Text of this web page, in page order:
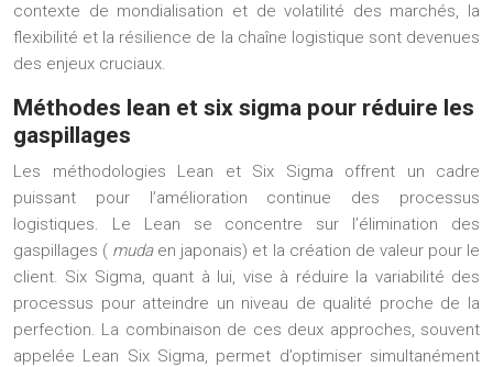
contexte de mondialisation et de volatilité des marchés, la
flexibilité et la résilience de la chaîne logistique sont devenues
des enjeux cruciaux.
Méthodes lean et six sigma pour réduire les
gaspillages
Les méthodologies Lean et Six Sigma offrent un cadre
puissant pour l’amélioration continue des processus
logistiques. Le Lean se concentre sur l’élimination des
gaspillages ( muda en japonais) et la création de valeur pour le
client. Six Sigma, quant à lui, vise à réduire la variabilité des
processus pour atteindre un niveau de qualité proche de la
perfection. La combinaison de ces deux approches, souvent
appelée Lean Six Sigma, permet d’optimiser simultanément